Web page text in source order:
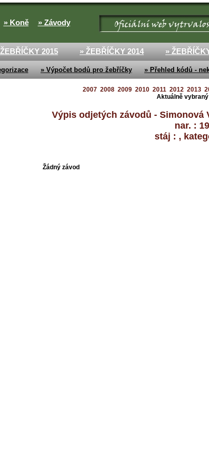
» Koně » Závody
2015 » ŽEBŘÍČKY 2014 »
» Výpočet bodů pro žebříčky » Přehled kódů -
2007 2008 2009 2010 2011 2012 2013
Aktuálně
Výpis odjetých závodů - Simonová
nar. :
stáj : ,
Žádný závod